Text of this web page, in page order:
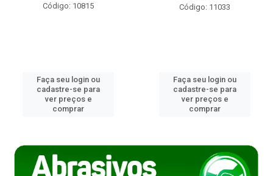
Código: 10815
Faça seu login ou
cadastre-se para
ver preços e
comprar
Código: 11033
Faça seu login ou
cadastre-se para
ver preços e
comprar